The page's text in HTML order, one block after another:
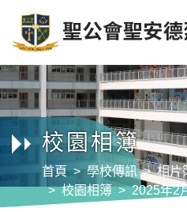
校園相簿
首頁 學校傳訊 相片
校園相簿
2025年2